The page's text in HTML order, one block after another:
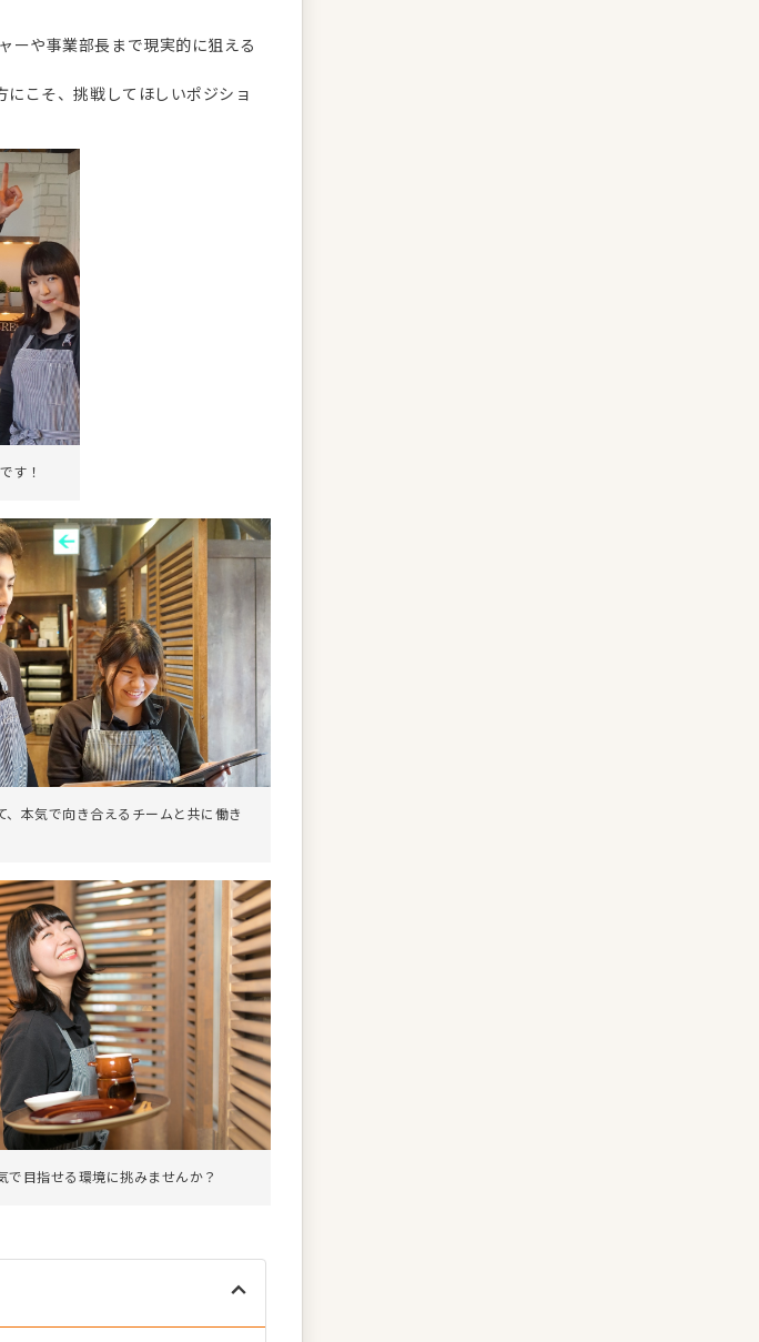
ーや事業部長まで現実的に狙える
にこそ、挑戦してほしいポジショ
す！
、本気で向き合えるチームと共に働き
で目指せる環境に挑みませんか？